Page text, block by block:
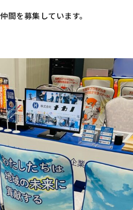
間を募集しています。